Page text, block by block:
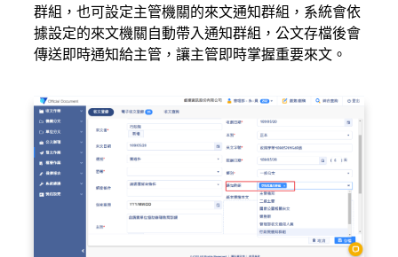
群組，也可設定主管機關的來文通知群組，系統會依
據設定的來文機關自動帶入通知群組，公文存檔後會
傳送即時通知給主管，讓主管即時掌握重要來文。